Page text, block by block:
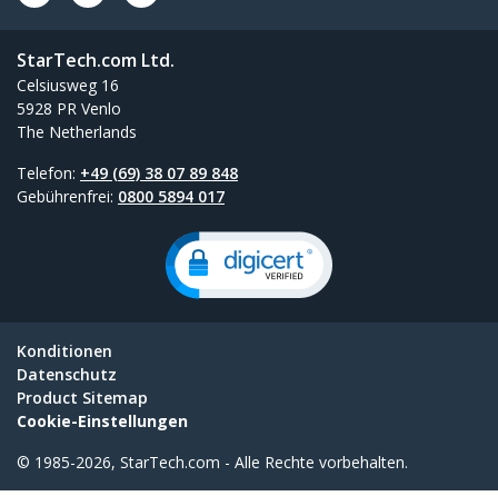
StarTech.com Ltd.
Celsiusweg 16
5928 PR Venlo
The Netherlands
Telefon: +49 (69) 38 07 89 848
Gebührenfrei: 0800 5894 017
Konditionen
Datenschutz
Product Sitemap
Cookie-Einstellungen
© 1985-2026, StarTech.com - Alle Rechte vorbehalten.